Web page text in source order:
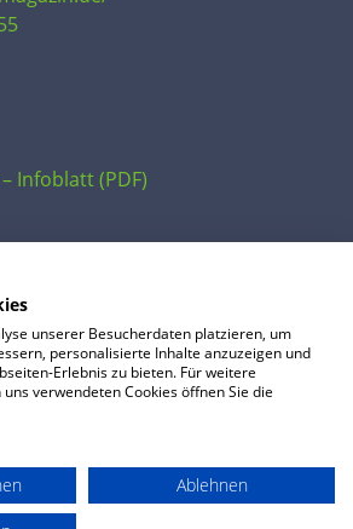
Infoblatt (PDF)
AGB
Preise
Impressum
unserer Besucherdaten platzieren, um
personalisierte Inhalte anzuzeigen und
Erlebnis zu bieten. Für weitere
verwendeten Cookies öffnen Sie die
Ablehnen